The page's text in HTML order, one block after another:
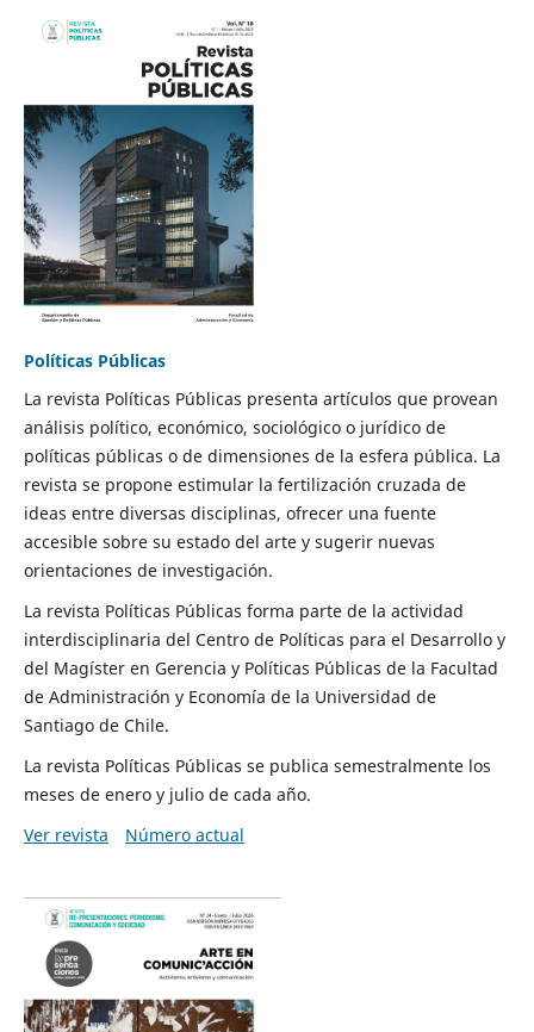
Políticas Públicas
La revista Políticas Públicas presenta artículos que provean
análisis político, económico, sociológico o jurídico de
políticas públicas o de dimensiones de la esfera pública. La
revista se propone estimular la fertilización cruzada de
ideas entre diversas disciplinas, ofrecer una fuente
accesible sobre su estado del arte y sugerir nuevas
orientaciones de investigación.
La revista Políticas Públicas forma parte de la actividad
interdisciplinaria del Centro de Políticas para el Desarrollo y
del Magíster en Gerencia y Políticas Públicas de la Facultad
de Administración y Economía de la Universidad de
Santiago de Chile.
La revista Políticas Públicas se publica semestralmente los
meses de enero y julio de cada año.
Ver revista
Número actual